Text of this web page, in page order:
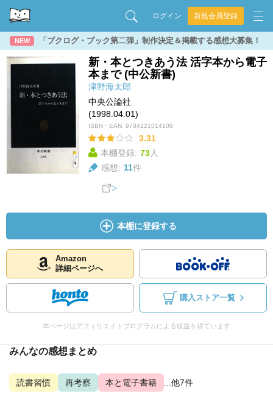
ログイン 新規会員登録
NEW 「ブクログ・ブック第二弾」制作決定＆掲載する感想大募集！
新・本とつきあう法 活字本から電子
本まで (中公新書)
津野海太郎
中央公論社
(1998.04.01)
ISBN・EAN: 9784121014108
3.31
本棚登録: 73人
感想: 11件
本棚に登録する
Amazon
詳細ページへ
購入ストア一覧
本ページはアフィリエイトプログラムによる収益を得ています
みんなの感想まとめ
読書習慣 再考察 本と電子書籍 ...他7件